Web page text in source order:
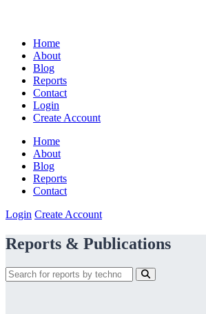
Home
About
Blog
Reports
Contact
Login
Create Account
Home
About
Blog
Reports
Contact
Login Create Account
Reports & Publications